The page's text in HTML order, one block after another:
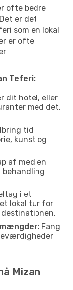
ofte bedre
er det
som en lokal
er ofte
Teferi:
dit hotel, eller
med det,
tid
kunst og
af med en
behandling
i et
lokal tur for
Fang
Mizan